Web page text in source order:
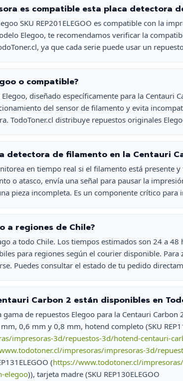
es compatible esta placa detectora
SKU REP201ELEGOO es compatible con la
Elegoo, te recomendamos verificar la
ya que cada serie puede usar un
o compatible?
diseñado específicamente para la Centauri
del sensor de filamento y evita
TodoToner.cl distribuye repuestos originales
detectora de filamento en la Centauri
en tiempo real si el filamento está presente
o atasco, envía una señal para pausar la
pieza incompleta. Es un componente crítico para
a regiones de Chile?
a todo Chile. Los tiempos estimados son 24 a
para regiones según el courier disponible. Para
Puedes consultar el estado de tu pedido
Carbon 2 están disponibles en
gama de repuestos Elegoo para la Centauri
0,6 mm y 0,8 mm, hotend completo (SKU
impresoras-3d/repuestos-3d/hotend-centauri-
impresoras/impresoras-3d/
(https://www.todotoner.cl/
elegoo)), tarjeta madre (SKU REP130ELEGOO